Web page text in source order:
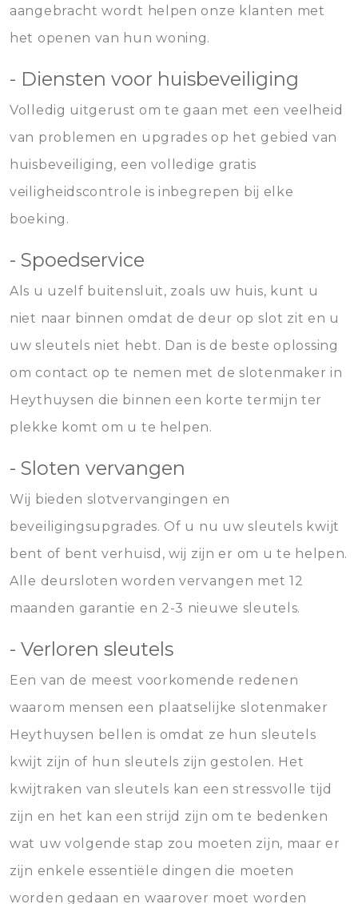
aangebracht wordt helpen onze klanten met
het openen van hun woning.
- Diensten voor huisbeveiliging
Volledig uitgerust om te gaan met een veelheid
van problemen en upgrades op het gebied van
huisbeveiliging, een volledige gratis
veiligheidscontrole is inbegrepen bij elke
boeking.
- Spoedservice
Als u uzelf buitensluit, zoals uw huis, kunt u
niet naar binnen omdat de deur op slot zit en u
uw sleutels niet hebt. Dan is de beste oplossing
om contact op te nemen met de slotenmaker in
Heythuysen die binnen een korte termijn ter
plekke komt om u te helpen.
- Sloten vervangen
Wij bieden slotvervangingen en
beveiligingsupgrades. Of u nu uw sleutels kwijt
bent of bent verhuisd, wij zijn er om u te helpen.
Alle deursloten worden vervangen met 12
maanden garantie en 2-3 nieuwe sleutels.
- Verloren sleutels
Een van de meest voorkomende redenen
waarom mensen een plaatselijke slotenmaker
Heythuysen bellen is omdat ze hun sleutels
kwijt zijn of hun sleutels zijn gestolen. Het
kwijtraken van sleutels kan een stressvolle tijd
zijn en het kan een strijd zijn om te bedenken
wat uw volgende stap zou moeten zijn, maar er
zijn enkele essentiële dingen die moeten
worden gedaan en waarover moet worden